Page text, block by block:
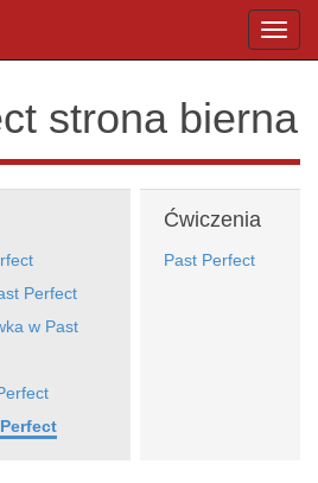
strona bierna
Perfect
w Past
Ćwiczenia
Past Perfect